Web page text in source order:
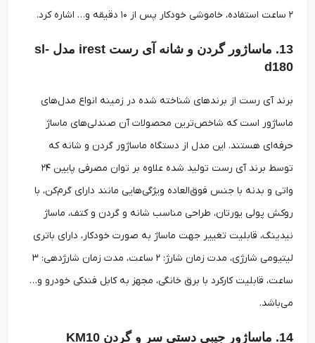
13. ماساژور گردن و شانه آی رست irest مدل sl-
d180
برند آی رست از برندهای شناخته شده در زمینه انواع مدل‌های
ماساژور است که شاخص‌ترین محصولات آن صندلی‌های ماساژ
حرفه‌ای هستند. این مدل از دستگاه ماساژور گردن و شانه که
توسط برند آی رست تولید شده علاوه بر توان مصرفی پایین ۲۴
واتی و بدنه با جنس فوق‌العاده ویژگی‌هایی مانند دارای گرم‌کن، با
روکش پولی یورتان، طراحی مناسب شانه و گردن و کتف، ماساژ
نیدینگ، قابلیت تغییر جهت ماساژ به صورت خودکار، دارای باتری
لیتیومی شارژی، مدت زمان شارژ: ۲ ساعت، مدت زمان شارژدهی: ۳
ساعت، قابلیت کارکرد با برق خانگی، مجهز به کابل فندکی خودرو و…
می‌باشد.